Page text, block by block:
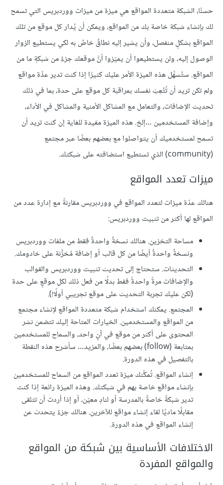
حسنًا، الشبكة متعددة المواقع هي ميزة من ميزات ووردبريس التي تسمح
لك بإنشاء شبكة خاصة بك من المواقع، ويمكن أن يُدار كل موقع من تلك
المواقع بشكلٍ منفصل، وأن يشير إليه نطاقٌ خاصٌ به لكي يستطيع الزوار
الوصول إليه، ولن يستطيعوا أن يميّزوا أنَّ موقعك جزءٌ من شبكةٍ ما من
المواقع. ستُسهِّل هذه الميزة الأمر عليك كثيرًا إذا كنت تدير عدِّة مواقع
ولم تكن تريد أن تُتُعِبَ نفسك بمراقبة كل موقع على حدة، بما في ذلك
تحديث الإضافات، والتعامل مع المشاكل الأمنية والمشاكل في الأداء،
وإضافة المستخدمين …إلخ. هذه الميزة مفيدة للغاية إن كنت تريد أن
تسمح لمستخدميك أن يتواصلوا مع بعضهم بعضًا عبر مجتمع
(community) الذي تستطيع استضافته على شبكتك.
ميزات تعدد المواقع
هنالك عدّة ميزات لتعدد المواقع في ووردبريس مقارنةً مع إدارة عدد من
المواقع لها أكثر من تثبيت ووردبريس:
مساحة التخزين. هنالك نسخةٌ واحدةٌ فقط من ملفات ووردبريس
ونسخةٌ واحدةٌ أيضًا من كل قالب أو إضافة مُخزَّنة على خادومك.
التحديثات. ستحتاج إلى تحديث تثبيت ووردبريس والقوالب
والإضافات مرةً واحدةً فقط بدلًا من فعل ذلك لكل موقعٍ على حدة
(لكن عليك تجربة التحديث على موقع تجريبي أولًا!).
المجتمع. يمكنك استخدام شبكة متعددة المواقع لإنشاء مجتمع
من المواقع والمستخدمين. الخيارات المتاحة إليك تتضمن نشر
المحتوى على أكثر من موقع في آنٍ واحد، والسماح للمستخدمين
بمتابعة (follow) بعضهم بعضًا، والمزيد… سأشرح هذه النقطة
بالتفصيل في هذه الدورة.
إنشاء المواقع. تُمكِّنك ميزة تعدد المواقع من السماح للمستخدمين
بإنشاء مواقع خاصة بهم في شبكتك. وهذه الميزة رائعة إذا كنت
تدير شبكةً خاصةً بالمدرسة أو لنادٍ معيّن، أو إذا أردت أن تتلقى
مقابلًا ماديًا لقاء إنشاء مواقع للآخرين. هنالك جزءٌ يتحدث عن
إنشاء المواقع في هذه الدورة.
الاختلافات الأساسية بين شبكة من المواقع
والمواقع المفردة